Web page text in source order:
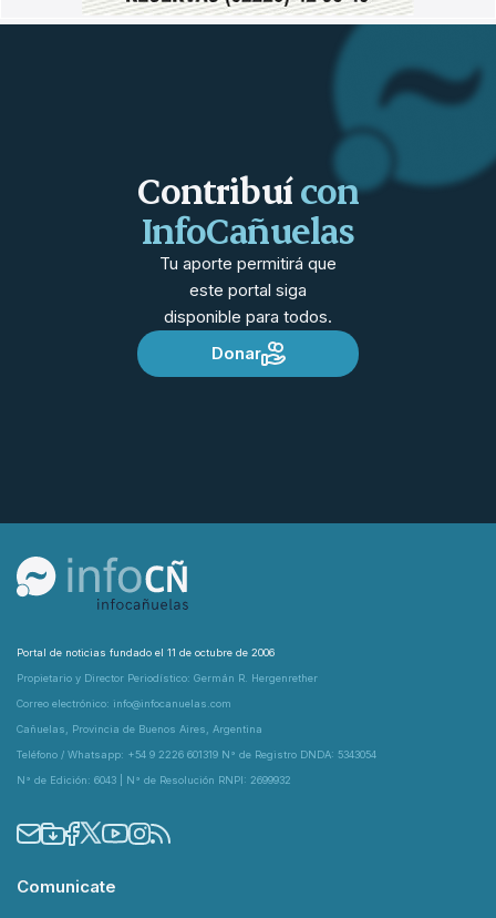
Contribuícon
InfoCañuelas
Tu aporte permitirá que
este portal siga
disponible para todos.
Donar
Portal de noticias fundado el 11 de octubre de 2006
Propietario y Director Periodístico: Germán R. Hergenrether
Correo electrónico: info@infocanuelas.com
Cañuelas, Provincia de Buenos Aires, Argentina
Teléfono / Whatsapp: +54 9 2226 601319 N° de Registro DNDA: 5343054
N° de Edición: 6043 | N° de Resolución RNPI: 2699932
Comunicate